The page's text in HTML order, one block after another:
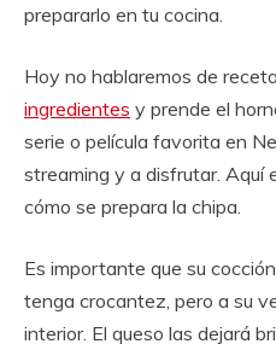
prepararlo en tu cocina.
Hoy no hablaremos de
ingredientes y prende el
serie o película favorita en
streaming y a disfrutar. Aquí
cómo se prepara la chipa.
Es importante que su
tenga crocantez, pero a su
interior. El queso las dejará